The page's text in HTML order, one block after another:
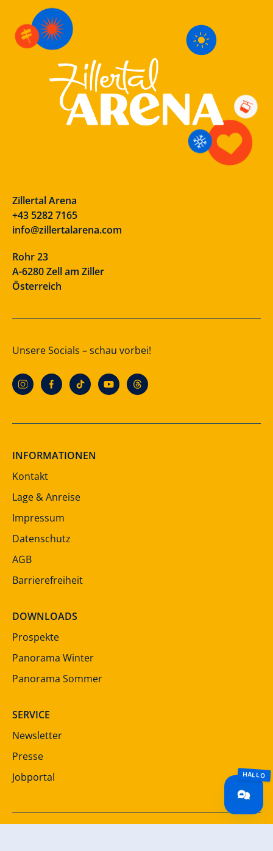
Zillertal Arena
+43 5282 7165
info@zillertalarena.com
Rohr 23
A-6280 Zell am Ziller
Österreich
Unsere Socials – schau vorbei!
INFORMATIONEN
Kontakt
Lage & Anreise
Impressum
Datenschutz
AGB
Barrierefreiheit
DOWNLOADS
Prospekte
Panorama Winter
Panorama Sommer
SERVICE
Newsletter
Presse
Jobportal